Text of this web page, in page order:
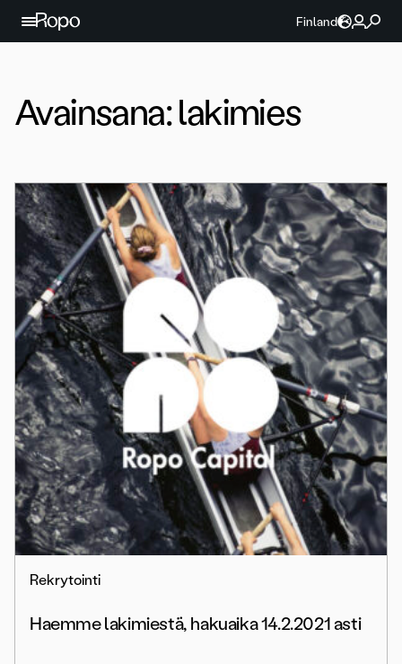
Jatka sisältöön
Finland
Avainsana:lakimies
Rekrytointi
Haemme lakimiestä, hakuaika 14.2.2021 asti